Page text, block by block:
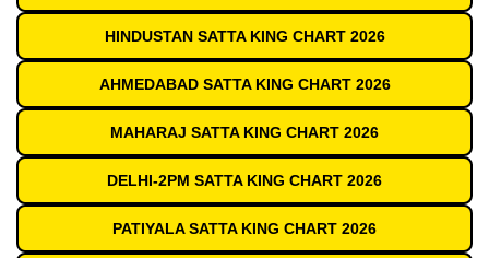
HINDUSTAN SATTA KING CHART 2026
AHMEDABAD SATTA KING CHART 2026
MAHARAJ SATTA KING CHART 2026
DELHI-2PM SATTA KING CHART 2026
PATIYALA SATTA KING CHART 2026